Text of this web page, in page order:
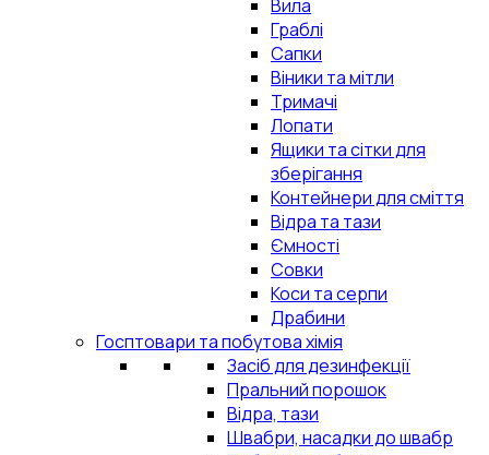
Вила
Граблі
Сапки
Віники та мітли
Тримачі
Лопати
Ящики та сітки для
зберігання
Контейнери для сміття
Відра та тази
Ємності
Совки
Коси та серпи
Драбини
Госптовари та побутова хімія
Засіб для дезинфекції
Пральний порошок
Відра, тази
Швабри, насадки до швабр